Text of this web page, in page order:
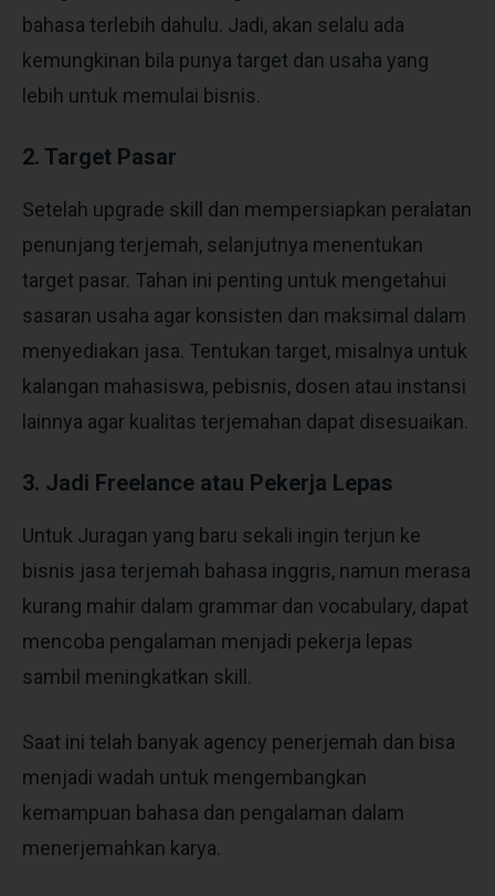
bahasa terlebih dahulu. Jadi, akan selalu ada
kemungkinan bila punya target dan usaha yang
lebih untuk memulai bisnis.
2. Target Pasar
Setelah upgrade skill dan mempersiapkan peralatan
penunjang terjemah, selanjutnya menentukan
target pasar. Tahan ini penting untuk mengetahui
sasaran usaha agar konsisten dan maksimal dalam
menyediakan jasa. Tentukan target, misalnya untuk
kalangan mahasiswa, pebisnis, dosen atau instansi
lainnya agar kualitas terjemahan dapat disesuaikan.
3. Jadi Freelance atau Pekerja Lepas
Untuk Juragan yang baru sekali ingin terjun ke
bisnis jasa terjemah bahasa inggris, namun merasa
kurang mahir dalam grammar dan vocabulary, dapat
mencoba pengalaman menjadi pekerja lepas
sambil meningkatkan skill.
Saat ini telah banyak agency penerjemah dan bisa
menjadi wadah untuk mengembangkan
kemampuan bahasa dan pengalaman dalam
menerjemahkan karya.